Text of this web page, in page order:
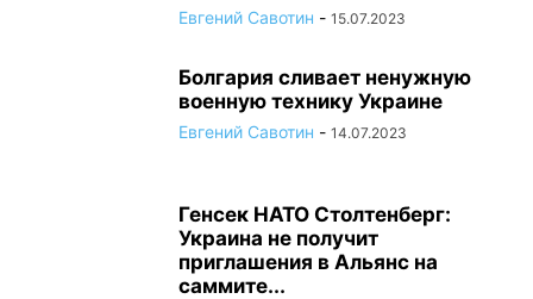
Евгений Савотин - 15.07.2023
Болгария сливает ненужную
военную технику Украине
Евгений Савотин - 14.07.2023
Генсек НАТО Столтенберг:
Украина не получит
приглашения в Альянс на
саммите...